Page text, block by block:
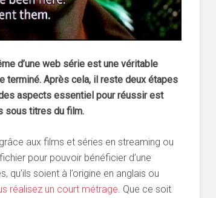
d’une web série est une véritable
terminé. Après cela, il reste deux étapes
aspects essentiel pour réussir est
sous titres du film.
aux films et séries en streaming ou
pour pouvoir bénéficier d’une
soient à l’origine en anglais ou
réalisez un court métrage. Que ce soit